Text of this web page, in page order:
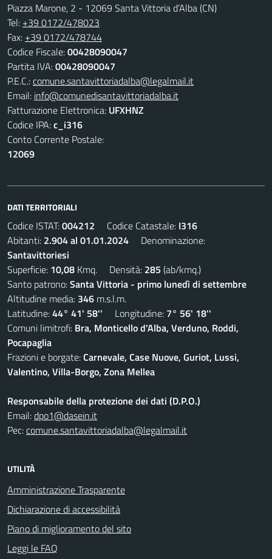
Piazza Marone, 2 - 12069 Santa Vittoria d’Alba (CN)
Tel: +39 0172/478023
Fax: +39 0172/478744
Codice Fiscale:00428090047
Partita IVA:00428090047
P.E.C.:comune.santavittoriadalba@legalmail.it
Email: info@comunedisantavittoriadalba.it
Fatturazione Elettronica: UFXHNZ
Codice IPA:c_i316
Conto Corrente Postale:
12069
DATI TERRITORIALI
Codice ISTAT:004212 Codice Catastale: I316
Abitanti: 2.904 al 01.01.2024 Denominazione:
Santavittoriesi
Superficie: 10,08 Kmq. Densità: 285 (ab/kmq.)
Santo patrono:Santa Vittoria - primo lunedì di settembre
Altitudine media: 346 m.s.l.m.
Latitudine:44° 41' 58'' Longitudine: 7° 56' 18''
Comuni limitrofi: Bra, Monticello d'Alba, Verduno, Roddi,
Pocapaglia
Frazioni e borgate:Carnevale, Case Nuove, Guriot, Lussi,
Valentino, Villa-Borgo, Zona Mellea
Responsabile della protezione dei dati (D.P.O.)
Email:dpo1@dasein.it
Pec:comune.santavittoriadalba@legalmail.it
UTILITÀ
Amministrazione Trasparente
Dichiarazione di accessibilità
Piano di miglioramento del sito
Leggi le FAQ